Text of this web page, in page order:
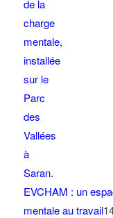
EVCHAM : un
mentale au travail